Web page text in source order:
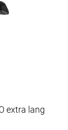
extra lang